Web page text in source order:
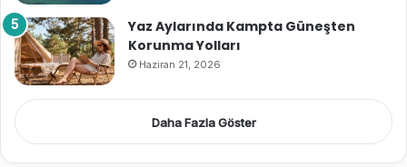
Yaz Aylarında Kampta Güneşten
Korunma Yolları
Haziran 21, 2026
Daha Fazla Göster